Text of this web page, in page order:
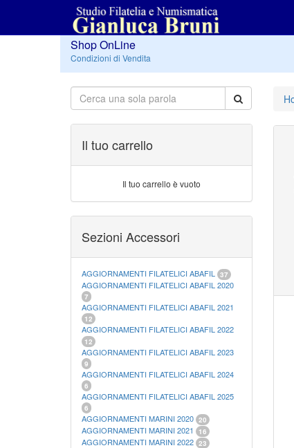
Shop OnLine
Condizioni di Vendita
Il tuo carrello
Il tuo carrello è vuoto
Sezioni Accessori
AGGIORNAMENTI FILATELICI ABAFIL 37
AGGIORNAMENTI FILATELICI ABAFIL 2020
7
AGGIORNAMENTI FILATELICI ABAFIL 2021
12
AGGIORNAMENTI FILATELICI ABAFIL 2022
12
AGGIORNAMENTI FILATELICI ABAFIL 2023
9
AGGIORNAMENTI FILATELICI ABAFIL 2024
6
AGGIORNAMENTI FILATELICI ABAFIL 2025
6
AGGIORNAMENTI MARINI 2020 20
AGGIORNAMENTI MARINI 2021 16
AGGIORNAMENTI MARINI 2022 23